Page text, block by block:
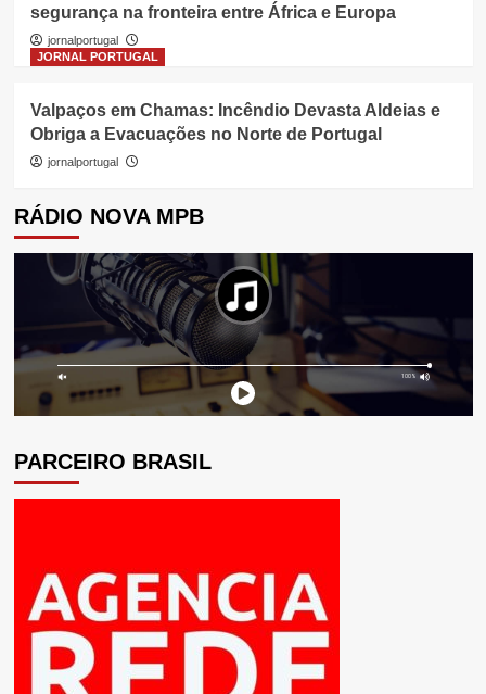
segurança na fronteira entre África e Europa
jornalportugal
JORNAL PORTUGAL
Valpaços em Chamas: Incêndio Devasta Aldeias e
Obriga a Evacuações no Norte de Portugal
jornalportugal
RÁDIO NOVA MPB
PARCEIRO BRASIL